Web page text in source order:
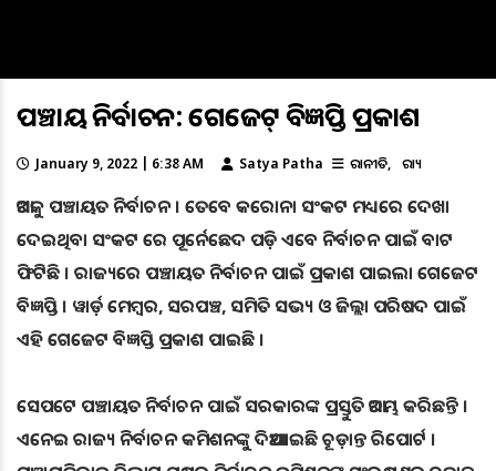
ପଞ୍ଚାୟତ ନିର୍ବାଚନ: ଗେଜେଟ୍ ବିଜ୍ଞପ୍ତି ପ୍ରକାଶ
January 9, 2022 | 6:38 AM Satya Patha ରାଜନୀତି ରାଜ୍ୟ
ଆଗକୁ ପଞ୍ଚାୟତ ନିର୍ବାଚନ । ତେବେ କରୋନା ସଂକଟ ମଧ୍ୟରେ ଦେଖା
ଦେଇଥିବା ସଂକଟ ରେ ପୂର୍ନେଛେଦ ପଡ଼ି ଏବେ ନିର୍ବାଚନ ପାଇଁ ବାଟ
ଫିଟିଛି । ରାଜ୍ୟରେ ପଞ୍ଚାୟତ ନିର୍ବାଚନ ପାଇଁ ପ୍ରକାଶ ପାଇଲା ଗେଜେଟ
ବିଜ୍ଞପ୍ତି । ୱାର୍ଡ଼ ମେମ୍ବର, ସରପଞ୍ଚ, ସମିତି ସଭ୍ୟ ଓ ଜିଲ୍ଲା ପରିଷଦ ପାଇଁ
ଏହି ଗେଜେଟ ବିଜ୍ଞପ୍ତି ପ୍ରକାଶ ପାଇଛି ।
ସେପଟେ ପଞ୍ଚାୟତ ନିର୍ବାଚନ ପାଇଁ ସରକାରଙ୍କ ପ୍ରସ୍ତୁତି ଆରମ୍ଭ କରିଛନ୍ତି ।
ଏନେଇ ରାଜ୍ୟ ନିର୍ବାଚନ କମିଶନଙ୍କୁ ଦିଆଯାଇଛି ଚୂଡ଼ାନ୍ତ ରିପୋର୍ଟ ।